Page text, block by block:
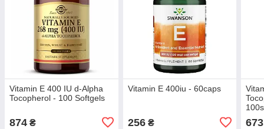
Vitamin E 400 IU d-Alpha
Tocopherol - 100 Softgels
874 ₴
Vitamin E 400iu - 60caps
256₴ 673